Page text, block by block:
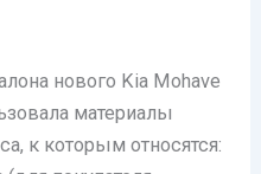
нового Kia Mohave
материалы
к которым относятся: